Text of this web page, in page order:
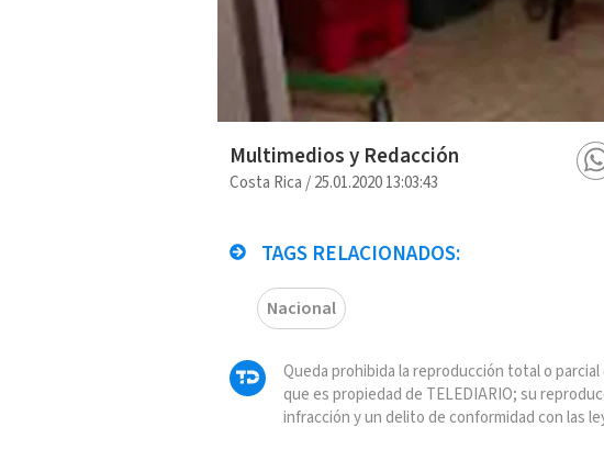
Multimedios y Redacción
Costa Rica /25.01.2020 13:03:43
TAGS RELACIONADOS:
Nacional
Queda prohibida la reproducción total o
que es propiedad de TELEDIARIO; su
infracción y un delito de conformidad con las